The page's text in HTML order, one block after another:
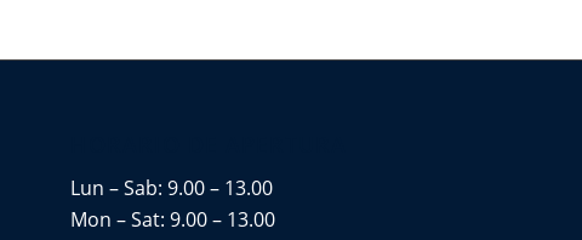
Lun – Sab: 9.00 – 13.00
Mon – Sat: 9.00 – 13.00